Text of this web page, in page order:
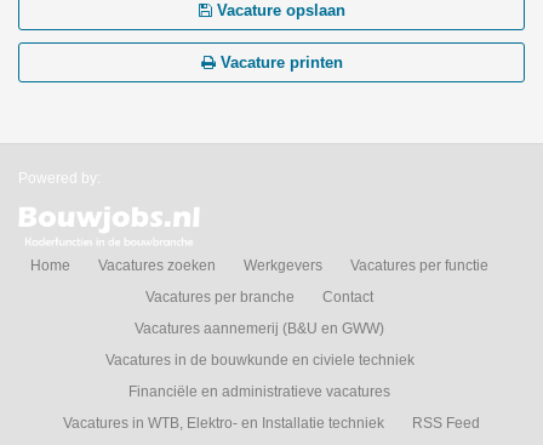
Vacature opslaan
Vacature printen
Powered by:
Home Vacatures zoeken Werkgevers
Vacatures per functie
Vacatures per branche
Contact
Vacatures aannemerij (B&U en GWW)
Vacatures in de bouwkunde en civiele techniek
Financiële en administratieve vacatures
Vacatures in WTB, Elektro- en Installatie techniek
RSS Feed